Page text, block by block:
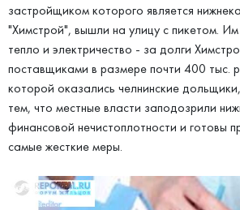
застройщиком которого является
"Химстрой", вышли на улицу с пикетом. Им
тепло и электричество - за долги
поставщиками в размере почти 400 тыс.
которой оказались челнинские
тем, что местные власти заподозрили
финансовой нечистоплотности и готовы
самые жесткие меры.